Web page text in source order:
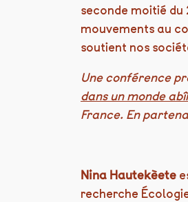
seconde moitié
mouvements au
soutient nos
Une conférence
dans un monde
France. En
Nina Hautekèete
recherche